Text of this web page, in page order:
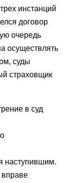
инстанций
договор
очередь
осуществлять
суды
страховщик
в суд
наступившим.
вправе